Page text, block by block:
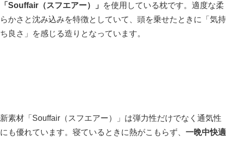
「Souffair（スフエアー）」
を使用している枕です。適度な柔
らかさと沈み込みを特徴としていて、頭を乗せたときに「気持
ち良さ」を感じる造りとなっています。
新素材「Souffair（スフエアー）」は弾力性だけでなく通気性
にも優れています。寝ているときに熱がこもらず、 一晩中快適